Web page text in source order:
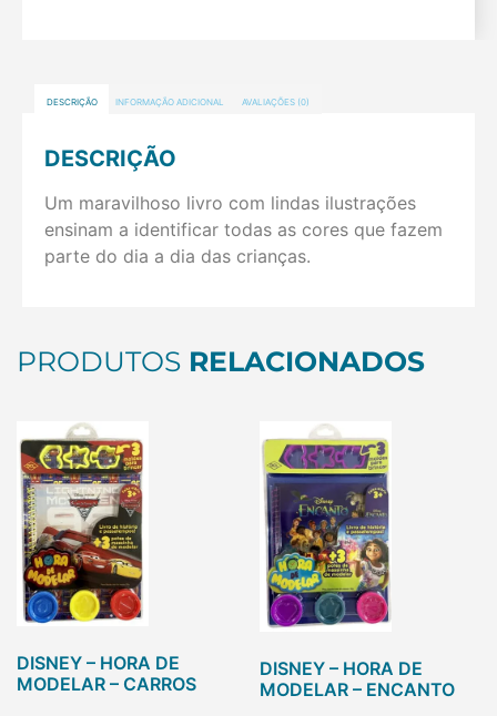
DESCRIÇÃO INFORMAÇÃO ADICIONAL AVALIAÇÕES (0)
DESCRIÇÃO
Um maravilhoso livro com lindas ilustrações
ensinam a identificar todas as cores que fazem
parte do dia a dia das crianças.
PRODUTOS RELACIONADOS
DISNEY – HORA DE
MODELAR – CARROS
DISNEY – HORA DE
MODELAR – ENCANTO